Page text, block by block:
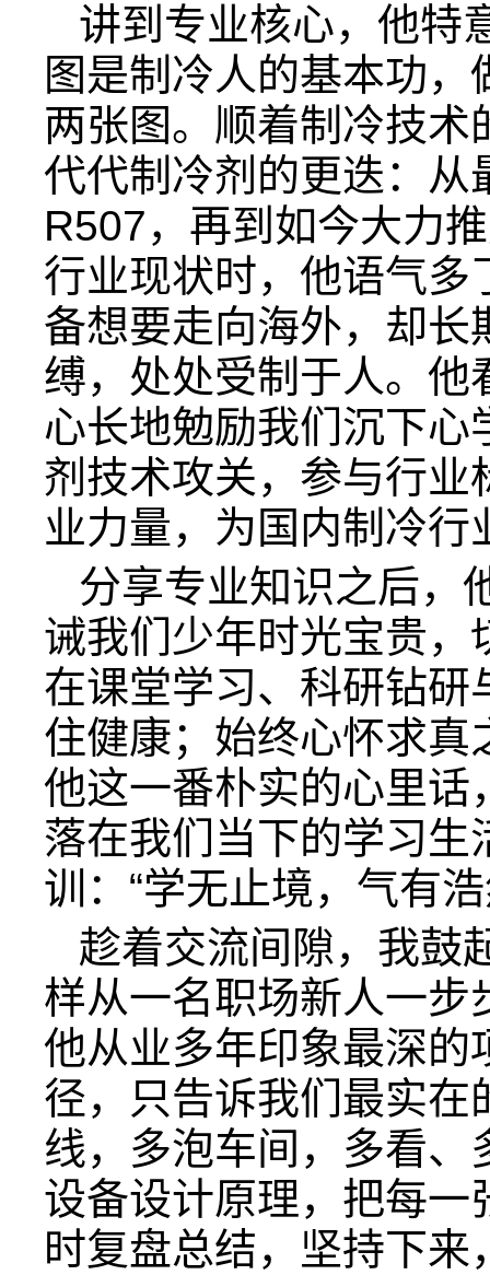
讲到专业核心，他特
图是制冷人的基本功
两张图。顺着制冷技
代代制冷剂的更迭：
R507，再到如今大力
行业现状时，他语气多
备想要走向海外，却长
缚，处处受制于人。他
心长地勉励我们沉下
剂技术攻关，参与行业
业力量，为国内制冷行
分享专业知识之后，
诫我们少年时光宝贵，
在课堂学习、科研钻研
住健康；始终心怀求真
他这一番朴实的心里话
落在我们当下的学习生
训：“学无止境，气有浩
趁着交流间隙，我鼓
样从一名职场新人一步
他从业多年印象最深的
径，只告诉我们最实在
线，多泡车间，多看
设备设计原理，把每一
时复盘总结，坚持下